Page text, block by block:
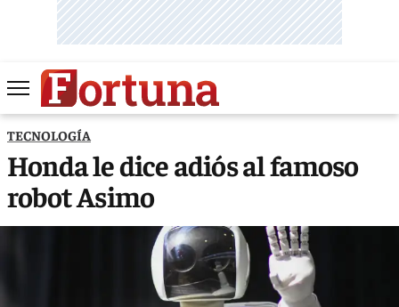
TECNOLOGÍA
Honda le dice adiós al famoso
robot Asimo